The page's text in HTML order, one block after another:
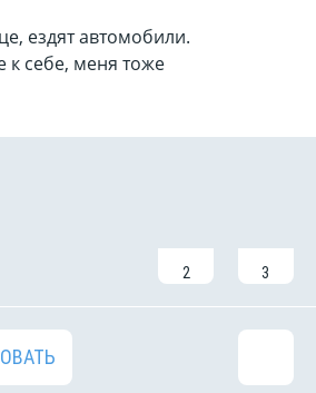
ездят автомобили.
к себе, меня тоже
2 3